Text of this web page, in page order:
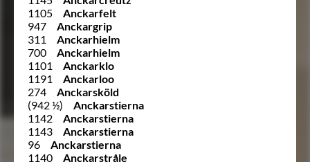
1105
Anckarfelt
947
Anckargrip
311
Anckarhielm
700
Anckarhielm
1101
Anckarklo
1191
Anckarloo
274
Anckarsköld
(942 ½)
Anckarstierna
1142
Anckarstierna
1143
Anckarstierna
96
Anckarstierna
1140
Anckarstråle